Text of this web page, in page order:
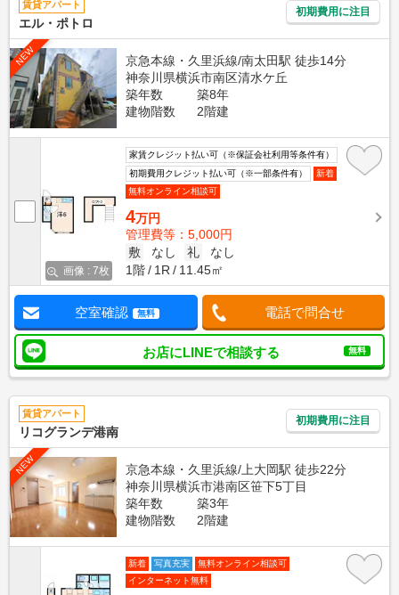
賃貸アパート
エル・ポトロ
初期費用に注目
NEW
京急本線・久里浜線/南太田駅 徒歩14分
神奈川県横浜市南区清水ケ丘
築年数
築8年
建物階数
2階建
画像 : 7枚
家賃クレジット払い可（※保証会社利用等条件有）
初期費用クレジット払い可（※一部条件有）
新着
無料オンライン相談可
4万円
管理費等：5,000円
敷
なし 礼
なし
1階
1R 11.45㎡
空室確認 無料 電話で問合せ
お店にLINEで相談する 無料
賃貸アパート
リコグランデ港南
初期費用に注目
NEW
京急本線・久里浜線/上大岡駅 徒歩22分
神奈川県横浜市港南区笹下5丁目
築年数
築3年
建物階数
2階建
新着 写真充実
無料オンライン相談可
インターネット無料